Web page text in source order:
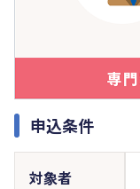
申込条件
対象者